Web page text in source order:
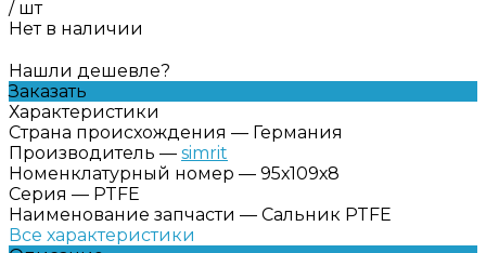
/ шт
Нет в наличии
Нашли дешевле?
Заказать
Характеристики
Страна происхождения — Германия
Производитель — simrit
Номенклатурный номер — 95х109х8
Серия — PTFE
Наименование запчасти — Сальник PTFE
Все характеристики